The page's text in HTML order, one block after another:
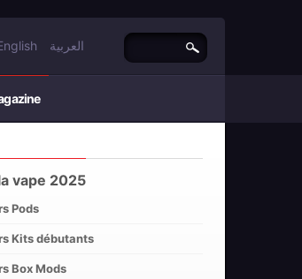
العربية
vape 2025
Pods
Kits débutants
Box Mods